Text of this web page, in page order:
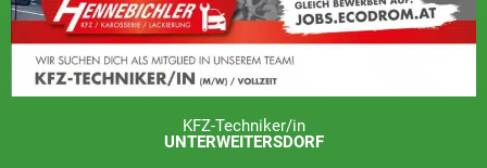
KFZ-Techniker/in
UNTERWEITERSDORF